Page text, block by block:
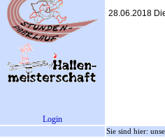
28.06.2018
Login
Sie sind hier: